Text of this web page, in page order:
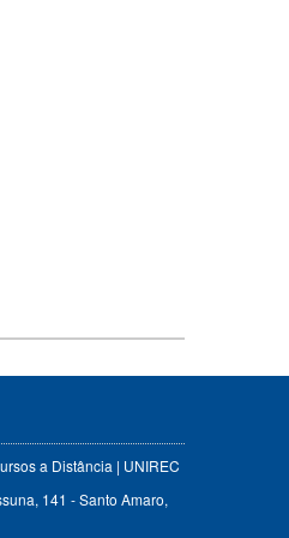
a Distância | UNIREC
141 - Santo Amaro,